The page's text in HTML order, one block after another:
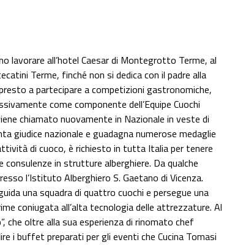
lavorare all’hotel Caesar di Montegrotto Terme, al
Terme, finché non si dedica con il padre alla
a partecipare a competizioni gastronomiche,
come componente dell’Equipe Cuochi
chiamato nuovamente in Nazionale in veste di
giudice nazionale e guadagna numerose medaglie
di cuoco, è richiesto in tutta Italia per tenere
in strutture alberghiere. Da qualche
l’Istituto Alberghiero S. Gaetano di Vicenza.
una squadra di quattro cuochi e persegue una
coniugata all’alta tecnologia delle attrezzature. Al
oltre alla sua esperienza di rinomato chef
i buffet preparati per gli eventi che Cucina Tomasi